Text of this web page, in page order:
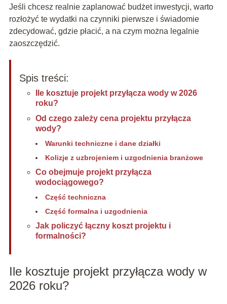
Jeśli chcesz realnie zaplanować budżet inwestycji, warto
rozłożyć te wydatki na czynniki pierwsze i świadomie
zdecydować, gdzie płacić, a na czym można legalnie
zaoszczędzić.
Spis treści:
Ile kosztuje projekt przyłącza wody w 2026
roku?
Od czego zależy cena projektu przyłącza
wody?
Warunki techniczne i dane działki
Kolizje z uzbrojeniem i uzgodnienia branżowe
Co obejmuje projekt przyłącza
wodociągowego?
Część techniczna
Część formalna i uzgodnienia
Jak policzyć łączny koszt projektu i
formalności?
Ile kosztuje projekt przyłącza wody w
2026 roku?